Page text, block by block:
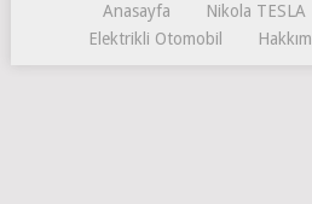
Anasayfa
Nikola TESLA
Elektrikli Otomobil